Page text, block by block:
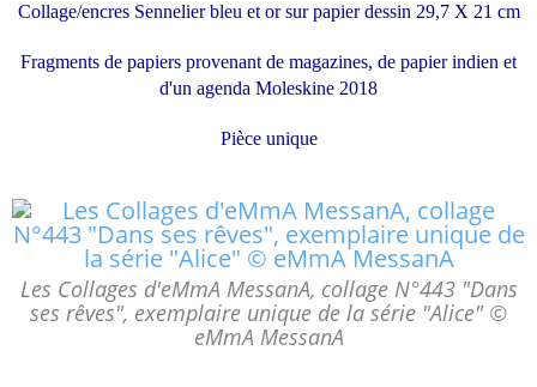
Collage/encres Sennelier bleu et or sur papier dessin 29,7 X 21 cm
Fragments de papiers provenant de magazines, de papier indien et
d'un agenda Moleskine 2018
Pièce unique
Les Collages d'eMmA MessanA, collage N°443 "Dans
ses rêves", exemplaire unique de la série "Alice" ©
eMmA MessanA